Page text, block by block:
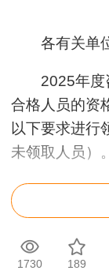
各有关单位
2025年度咨
合格人员的资
以下要求进行
未领取人员）。
一、集中领
（节假日除外
16：30
1730 189